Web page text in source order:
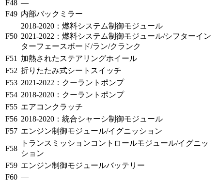
F48 —
F49 内部バックミラー
F50
2018-2020：燃料システム制御モジュール
2021-2022：燃料システム制御モジュール/シフターイン
ターフェースボード/ラン/クランク
F51
加熱されたステアリングホイール
F52 折りたたみ式シートスイッチ
F53 2021-2022：クーラントポンプ
F54 2018-2020：クーラントポンプ
F55 エアコンクラッチ
F56 2018-2020：統合シャーシ制御モジュール
F57 エンジン制御モジュール/イグニッション
F58
トランスミッションコントロールモジュール/イグニッ
ション
F59 エンジン制御モジュールバッテリー
F60 —